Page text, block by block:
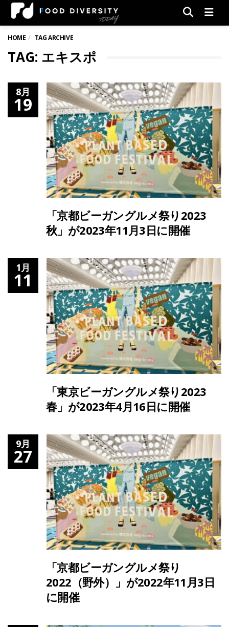
HOME TAG ARCHIVE
TAG: エキスポ
8月
19
「京都ビーガングルメ祭り2023
秋」が2023年11月3日に開催
1月
11
「東京ビーガングルメ祭り2023
春」が2023年4月16日に開催
9月
27
「京都ビーガングルメ祭り
2022（野外）」が2022年11月3日
に開催